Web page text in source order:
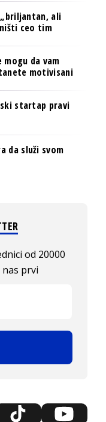
ali
ceo tim
da vam
motivisani
startap pravi
da služi svom
od 20000
prvi